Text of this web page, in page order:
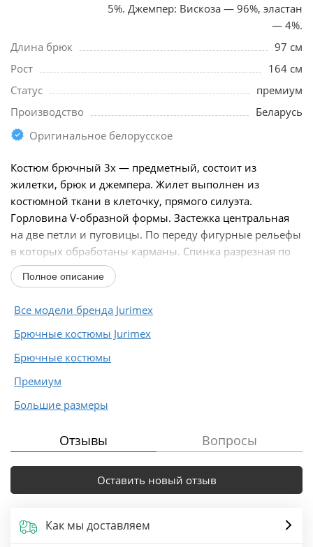
5%. Джемпер: Вискоза — 96%, эластан
— 4%.
Длина брюк
97 см
Рост
164 см
Статус
премиум
Производство
Беларусь
Оригинальное белорусское
Костюм брючный 3х — предметный, состоит из
жилетки, брюк и джемпера. Жилет выполнен из
костюмной ткани в клеточку, прямого силуэта.
Горловина V-образной формы. Застежка центральная
на две петли и пуговицы. По переду фигурные рельефы
в которых обработаны карманы. Спинка разрезная по
линии...
Полное описание
Все модели бренда Jurimex
Брючные костюмы Jurimex
Брючные костюмы
Премиум
Большие размеры
Отзывы Вопросы
Оставить новый отзыв
Как мы доставляем